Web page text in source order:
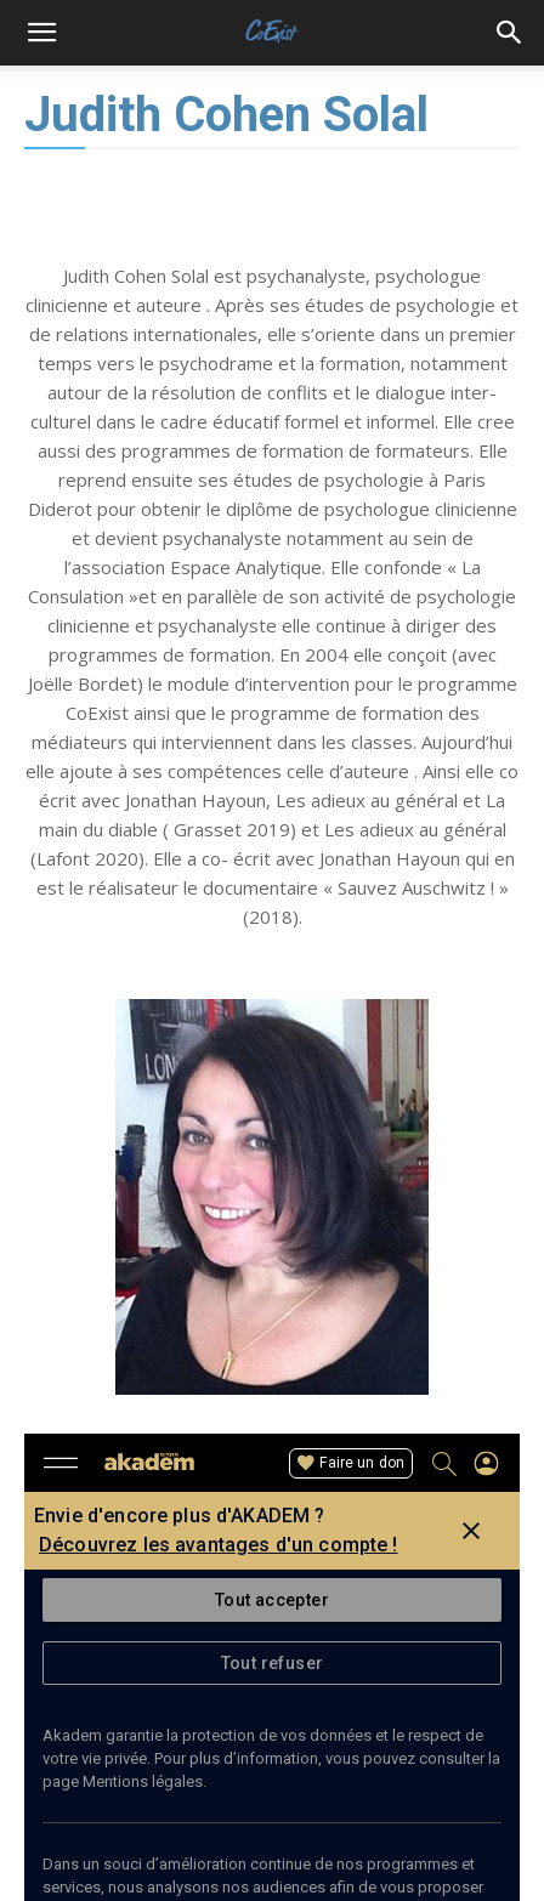
Judith Cohen Solal
Judith Cohen Solal est psychanalyste, psychologue
clinicienne et auteure . Après ses études de psychologie et
de relations internationales, elle s’oriente dans un premier
temps vers le psychodrame et la formation, notamment
autour de la résolution de conflits et le dialogue inter-
culturel dans le cadre éducatif formel et informel. Elle cree
aussi des programmes de formation de formateurs. Elle
reprend ensuite ses études de psychologie à Paris
Diderot pour obtenir le diplôme de psychologue clinicienne
et devient psychanalyste notamment au sein de
l’association Espace Analytique. Elle confonde « La
Consulation »et en parallèle de son activité de psychologie
clinicienne et psychanalyste elle continue à diriger des
programmes de formation. En 2004 elle conçoit (avec
Joëlle Bordet) le module d’intervention pour le programme
CoExist ainsi que le programme de formation des
médiateurs qui interviennent dans les classes. Aujourd’hui
elle ajoute à ses compétences celle d’auteure . Ainsi elle co
écrit avec Jonathan Hayoun, Les adieux au général et La
main du diable ( Grasset 2019) et Les adieux au général
(Lafont 2020). Elle a co- écrit avec Jonathan Hayoun qui en
est le réalisateur le documentaire « Sauvez Auschwitz ! »
(2018).